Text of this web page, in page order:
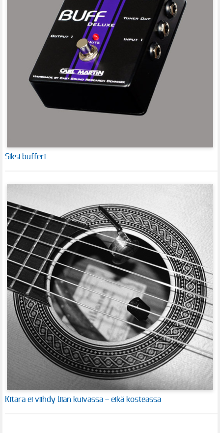
Siksi bufferi
Kitara ei viihdy liian kuivassa – eikä kosteassa